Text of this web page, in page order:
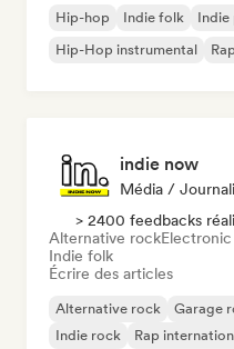
Hip-hop Indie folk Indie
Hip-Hop instrumental
indie now
Média /
> 2400 feedbacks
Alternative rock
Indie folk
Écrire des articles
Alternative rock Garage
Indie rock
Rap